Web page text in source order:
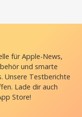
für Apple-News,
und smarte
Unsere Testberichte
Lade dir auch
Store!